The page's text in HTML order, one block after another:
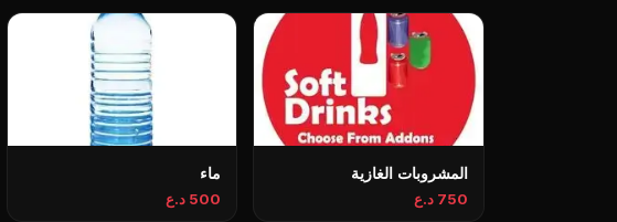
المشروبات الغازية
750 د.ع
ماء
500 د.ع